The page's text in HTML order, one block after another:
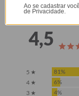
4,5
5 ★ 81%
4 ★
6%
3 ★
4%
Ao se cadastrar
de Privacidade.